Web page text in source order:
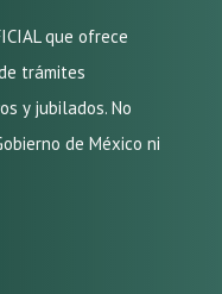
que ofrece
trámites
y jubilados. No
de México ni